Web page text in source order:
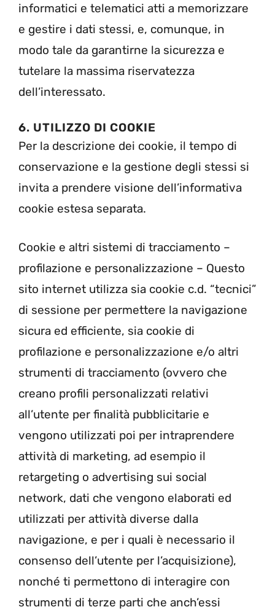
informatici e telematici atti a memorizzare
e gestire i dati stessi, e, comunque, in
modo tale da garantirne la sicurezza e
tutelare la massima riservatezza
dell’interessato.
6. UTILIZZO DI COOKIE
Per la descrizione dei cookie, il tempo di
conservazione e la gestione degli stessi si
invita a prendere visione dell’informativa
cookie estesa separata.
Cookie e altri sistemi di tracciamento –
profilazione e personalizzazione – Questo
sito internet utilizza sia cookie c.d. “tecnici”
di sessione per permettere la navigazione
sicura ed efficiente, sia cookie di
profilazione e personalizzazione e/o altri
strumenti di tracciamento (ovvero che
creano profili personalizzati relativi
all’utente per finalità pubblicitarie e
vengono utilizzati poi per intraprendere
attività di marketing, ad esempio il
retargeting o advertising sui social
network, dati che vengono elaborati ed
utilizzati per attività diverse dalla
navigazione, e per i quali è necessario il
consenso dell’utente per l’acquisizione),
nonché ti permettono di interagire con
strumenti di terze parti che anch’essi